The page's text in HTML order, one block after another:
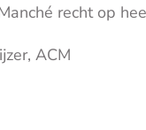
recht op
ACM